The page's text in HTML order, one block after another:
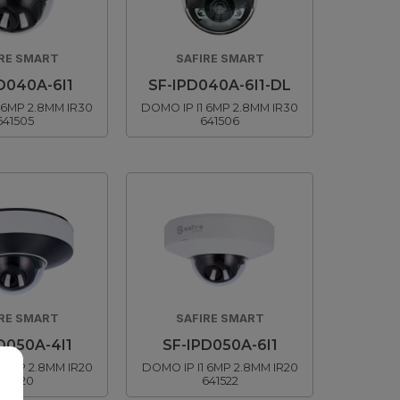
SMART
6I1
2.8MM IR30
SAFIRE SMART
SF-IPD040A-6I1-DL
DOMO IP I1 6MP 2.8MM IR30
641506
SMART
4I1
4MP 2.8MM IR20
641520
SAFIRE SMART
SF-IPD050A-6I1
DOMO IP I1 6MP 2.8MM IR20
641522